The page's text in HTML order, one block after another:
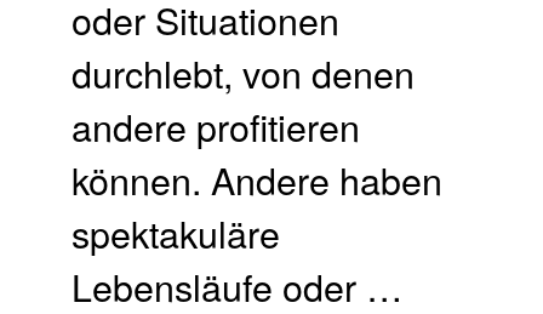
oder Situationen
durchlebt, von denen
andere profitieren
können. Andere haben
spektakuläre
Lebensläufe oder …